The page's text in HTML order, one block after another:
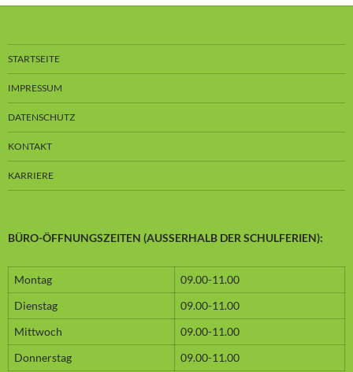
STARTSEITE
IMPRESSUM
DATENSCHUTZ
KONTAKT
KARRIERE
BÜRO-ÖFFNUNGSZEITEN (AUSSERHALB DER SCHULFERIEN):
Montag
09.00-11.00
Dienstag
09.00-11.00
Mittwoch
09.00-11.00
Donnerstag
09.00-11.00